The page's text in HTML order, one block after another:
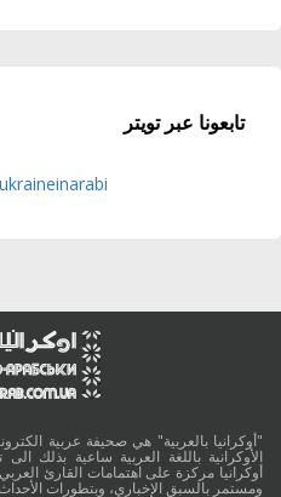
تابعونا عبر تويتر
"أوكرانيا بالعربية" هي صحيفة عربية
الأوكرانية باللغة العربية ساعية بذلك
أوكرانيا مركزة على اهتمامات القارئ
ومستمر بالسبق الإخباري، وبتطورات